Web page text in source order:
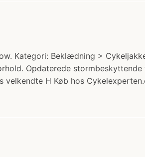
Kategori: Beklædning >
Opdaterede
H Køb hos